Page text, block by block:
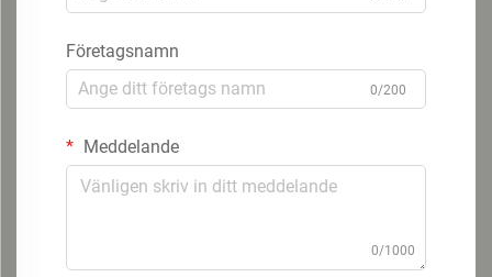
Företagsnamn
0/200
Meddelande
0/1000